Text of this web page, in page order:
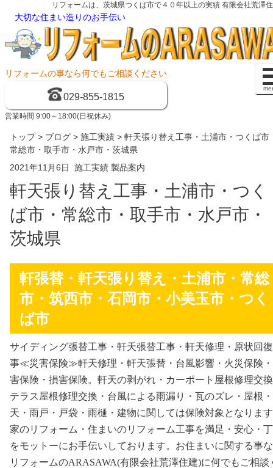
リフォームは、茨城県つくば市で４０年以上の実績 有限会社荒澤
大切な住まい造りのお手伝い
リフォームの事なら何でもご相談ください
029-855-1815
営業時間 9:00～18:00(日祝休み)
トップ> ブログ > 施工実績 > 軒天張り替え工事・土浦市・つくば市
常総市・取手市・水戸市・茨城県
2021年11月6日 施工実績 製品案内
軒天張り替え工事・土浦市・つく
ば市・常総市・取手市・水戸市・
茨城県
軒張替・軒天張り替え・土浦市・常総
市・筑西市・石岡市・小美玉市・つく
ば市
サイディング張替工事・軒天張替工事・軒天修理・原状回
事≪災害保険≫軒天修理・軒天張替・台風影響・火災保険
害保険・損害保険。軒天の剥がれ・カーポート屋根修理交
テラス屋根修理交換・台風による雨漏り・瓦のズレ・屋根
天・雨戸・戸袋・雨樋・建物に関しては保険対象となりま
家のリフォーム・住まいのリフォーム工事を満足・安心・
をモットーにお手伝いしております。お住まいに関する事
リフォームのARASAWA(有限会社荒澤住建)に何でもご相談